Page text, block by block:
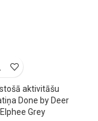
aktivitāšu
Done by Deer
Elphee Grey